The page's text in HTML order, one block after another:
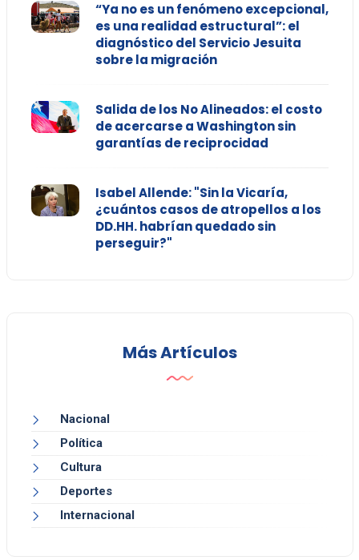
“Ya no es un fenómeno excepcional,
es una realidad estructural”: el
diagnóstico del Servicio Jesuita
sobre la migración
Salida de los No Alineados: el costo
de acercarse a Washington sin
garantías de reciprocidad
Isabel Allende: "Sin la Vicaría,
¿cuántos casos de atropellos a los
DD.HH. habrían quedado sin
perseguir?"
Más Artículos
Nacional
Política
Cultura
Deportes
Internacional